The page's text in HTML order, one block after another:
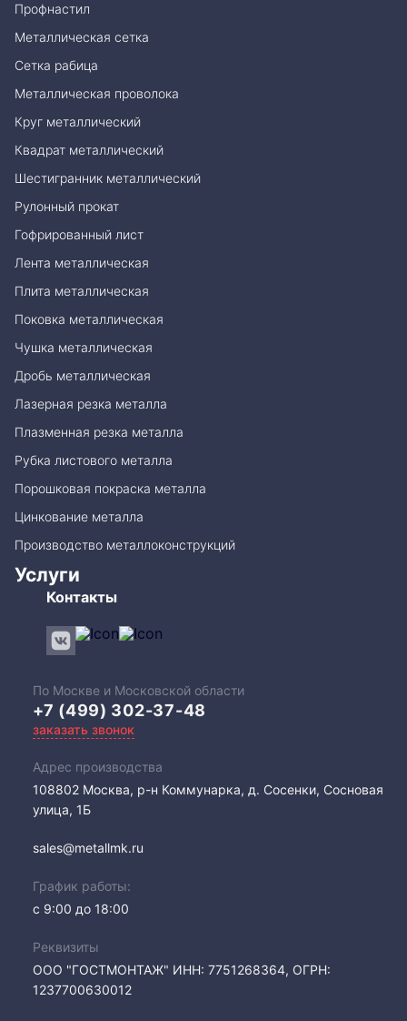
Профнастил
Металлическая сетка
Сетка рабица
Металлическая проволока
Круг металлический
Квадрат металлический
Шестигранник металлический
Рулонный прокат
Гофрированный лист
Лента металлическая
Плита металлическая
Поковка металлическая
Чушка металлическая
Дробь металлическая
Лазерная резка металла
Плазменная резка металла
Рубка листового металла
Порошковая покраска металла
Цинкование металла
Производство металлоконструкций
Услуги
Контакты
По Москве и Московской области
+7 (499) 302-37-48
заказать звонок
Адрес производства
108802​ Москва, р-н Коммунарка, д. Сосенки, Сосновая
улица, 1Б
sales@metallmk.ru
График работы:
с 9:00 до 18:00
Реквизиты
ООО "ГОСТМОНТАЖ" ИНН: 7751268364, ОГРН:
1237700630012